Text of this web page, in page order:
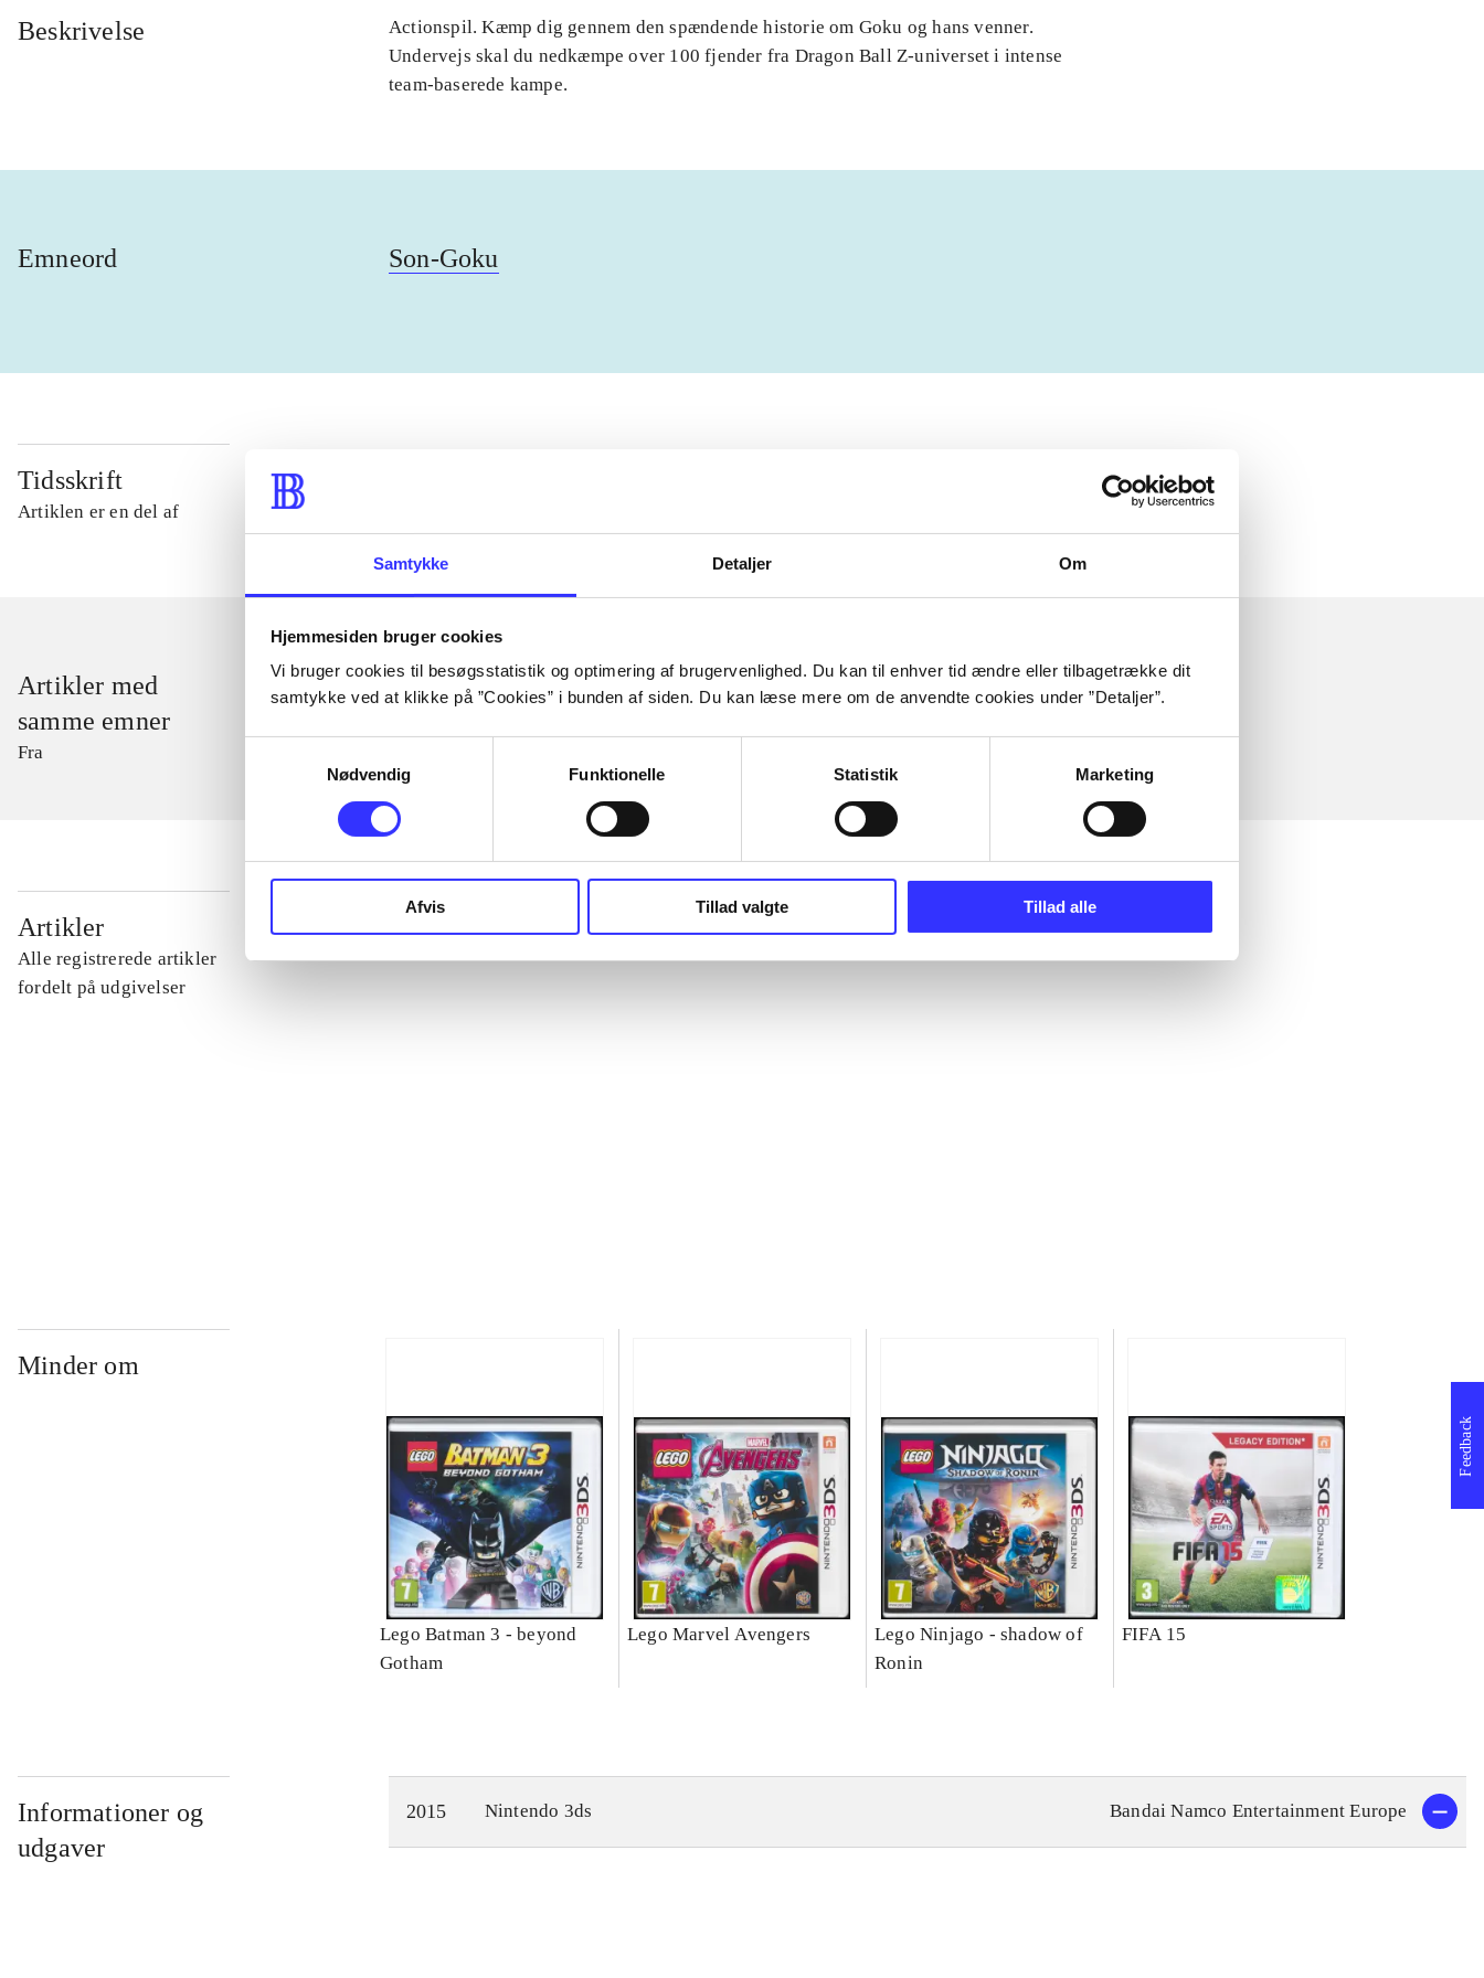
Samtykke Detaljer Om
Hjemmesiden bruger cookies
Vi bruger cookies til besøgsstatistik og optimering af brugervenlighed. Du kan til enhver tid ændre eller tilbagetrække dit
samtykke ved at klikke på ”Cookies” i bunden af siden. Du kan læse mere om de anvendte cookies under ”Detaljer”.
Nødvendig
Funktionelle Statistik Marketing
Afvis Tillad valgte Tillad alle
Beskrivelse
Actionspil. Kæmp dig gennem den spændende historie om Goku og hans venner.
Undervejs skal du nedkæmpe over 100 fjender fra Dragon Ball Z-universet i intense
team-baserede kampe.
Emneord Son-Goku
Tidsskrift
Artiklen er en del af
Artikler med
samme emner
Fra
Artikler
Alle registrerede artikler
fordelt på udgivelser
Minder om
Lego Batman 3 - beyond
Gotham
Lego Marvel Avengers
Lego Ninjago - shadow of
Ronin
FIFA 15
Informationer og
udgaver
2015 Nintendo 3ds Bandai Namco Entertainment Europe
Feedback